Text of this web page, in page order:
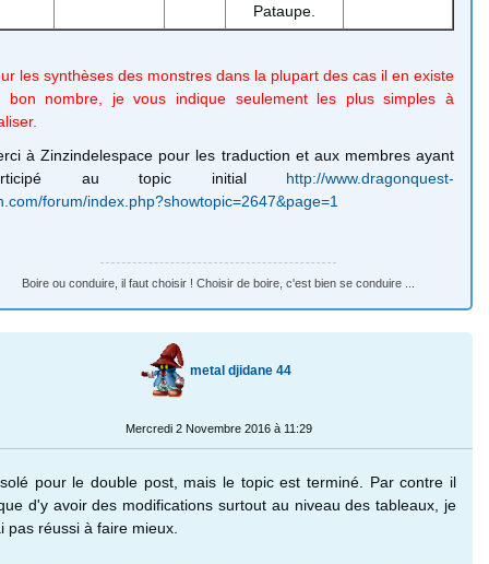
Pataupe.
les synthèses des monstres dans la plupart des cas il en existe
bon nombre, je vous indique seulement les plus simples à
à Zinzindelespace pour les traduction et aux membres ayant
au topic initial http://www.dragonquest-
forum/index.php?showtopic=2647&page=1
Boire ou conduire, il faut choisir ! Choisir de boire, c'est bien se conduire ...
metal djidane 44
Mercredi 2 Novembre 2016 à 11:29
pour le double post, mais le topic est terminé. Par contre il
d'y avoir des modifications surtout au niveau des tableaux, je
pas réussi à faire mieux.